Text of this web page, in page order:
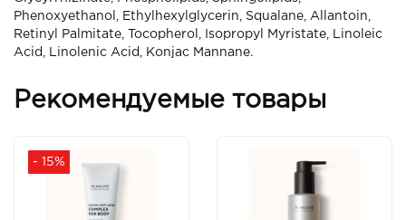
Phenoxyethanol, Ethylhexylglycerin, Squalane, Allantoin,
Retinyl Palmitate, Tocopherol, Isopropyl Myristate, Linoleic
Аcid, Linolenic Аcid, Konjac Mannane.
Рекомендуемые товары
- 15%